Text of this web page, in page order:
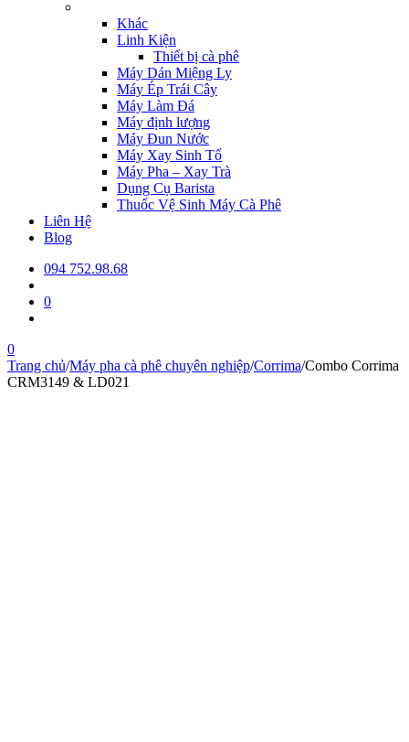
Khác
Linh Kiện
Thiết bị cà phê
Máy Dán Miệng Ly
Máy Ép Trái Cây
Máy Làm Đá
Máy định lượng
Máy Đun Nước
Máy Xay Sinh Tố
Máy Pha – Xay Trà
Dụng Cụ Barista
Thuốc Vệ Sinh Máy Cà Phê
Liên Hệ
Blog
094 752.98.68
0
0
Trang chủ/Máy pha cà phê chuyên nghiệp/Corrima/Combo Corrima
CRM3149 & LD021